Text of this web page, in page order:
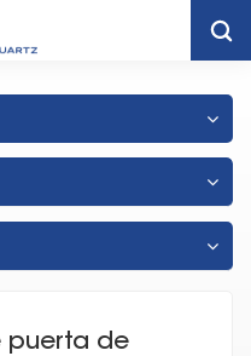
De Paneles Planos
puerta de